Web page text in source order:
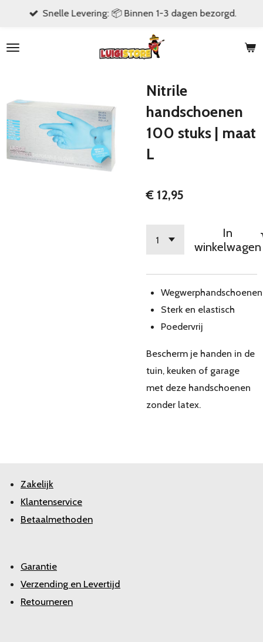
naar
Snelle Levering: 📦 Binnen 1-3 dagen bezorgd.
Nitrile
handschoenen
100 stuks | maat
L
€ 12,95
In
winkelwagen
Wegwerphandschoenen
Sterk en elastisch
Poedervrij
Bescherm je handen in de
tuin, keuken of garage
met deze handschoenen
zonder latex.
Zakelijk
Klantenservice
Betaalmethoden
Garantie
Verzending en Levertijd
Retourneren